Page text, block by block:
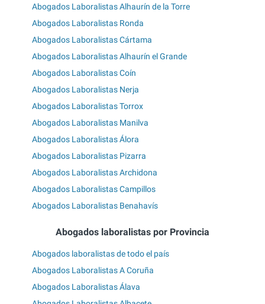
Abogados Laboralistas Alhaurín de la Torre
Abogados Laboralistas Ronda
Abogados Laboralistas Cártama
Abogados Laboralistas Alhaurín el Grande
Abogados Laboralistas Coín
Abogados Laboralistas Nerja
Abogados Laboralistas Torrox
Abogados Laboralistas Manilva
Abogados Laboralistas Álora
Abogados Laboralistas Pizarra
Abogados Laboralistas Archidona
Abogados Laboralistas Campillos
Abogados Laboralistas Benahavís
Abogados laboralistas por Provincia
Abogados laboralistas de todo el país
Abogados Laboralistas A Coruña
Abogados Laboralistas Álava